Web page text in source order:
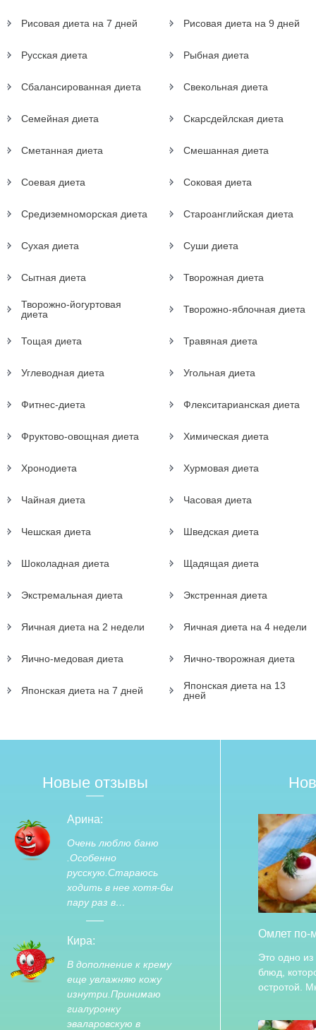
Рисовая диета на 7 дней Рисовая диета на 9 дней
Русская диета Рыбная диета
Сбалансированная диета Свекольная диета
Семейная диета Скарсдейлская диета
Сметанная диета Смешанная диета
Соевая диета Соковая диета
Средиземноморская диета Староанглийская диета
Сухая диета Суши диета
Сытная диета Творожная диета
Творожно-йогуртовая
диета
Творожно-яблочная диета
Тощая диета Травяная диета
Углеводная диета Угольная диета
Фитнес-диета Флекситарианская диета
Фруктово-овощная диета Химическая диета
Хронодиета Хурмовая диета
Чайная диета Часовая диета
Чешская диета Шведская диета
Шоколадная диета Щадящая диета
Экстремальная диета Экстренная диета
Яичная диета на 2 недели Яичная диета на 4 недели
Яично-медовая диета Яично-творожная диета
Японская диета на 7 дней
Японская диета на 13
дней
Новые отзывы
Арина:
Очень люблю баню
.Особенно
русскую.Стараюсь
ходить в нее хотя-бы
пару раз в…
Кира:
В дополнение к крему
еще увлажняю кожу
изнутри.Принимаю
гиалуронку
эваларовскую в
Омлет по-
Это одно из
блюд,
остротой.